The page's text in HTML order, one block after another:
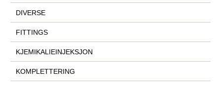
DIVERSE
FITTINGS
KJEMIKALIEINJEKSJON
KOMPLETTERING